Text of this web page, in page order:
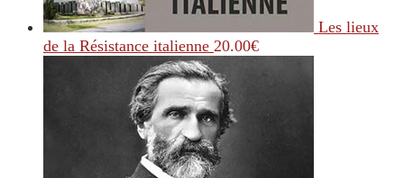
Les lieux
de la Résistance italienne 20.00€